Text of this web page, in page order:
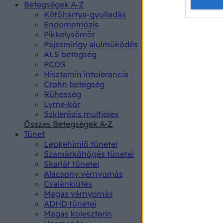
Betegségek A-Z
Kötőhártya-gyulladás
Endometriózis
Pikkelysömör
Pajzsmirigy alulműködés
ALS betegség
PCOS
Hisztamin intolerancia
Crohn betegség
Rühesség
Lyme-kór
Szklerózis multiplex
Összes Betegségek A-Z
Tünet
Lepkehimlő tünetei
Szamárköhögés tünetei
Skarlát tünetei
Alacsony vérnyomás
Csalánkiütés
Magas vérnyomás
ADHD tünetei
Magas koleszterin